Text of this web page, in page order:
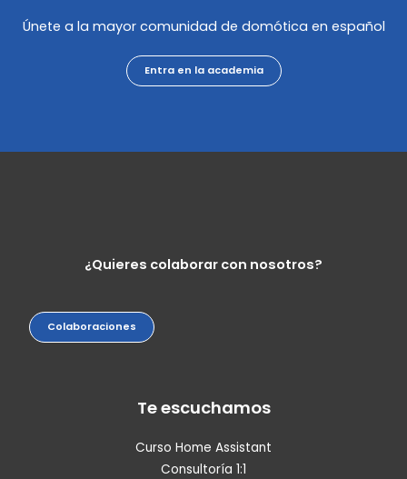
Únete a la mayor comunidad de domótica en español
Entra en la academia
¿Quieres colaborar con nosotros?
Colaboraciones
Te escuchamos
Curso Home Assistant
Consultoría 1:1